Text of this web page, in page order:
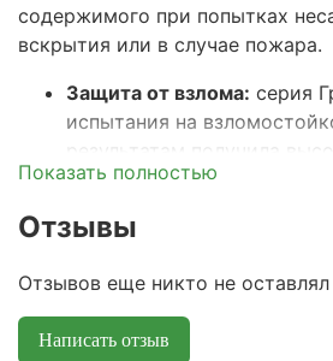
содержимого при попытках
вскрытия или в случае пожара.
Защита от взлома: серия
испытания на
результатам получила
защиты от взлома по ГОСТ
имеют двойной корпус,
класс огнестойкости 30Б
2017.
Надежные
Показать полностью
Отзывы
Отзывов еще никто не оставлял
Написать отзыв